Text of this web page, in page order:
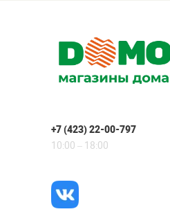
+7 (423) 22-00-797
10:00 – 18:00